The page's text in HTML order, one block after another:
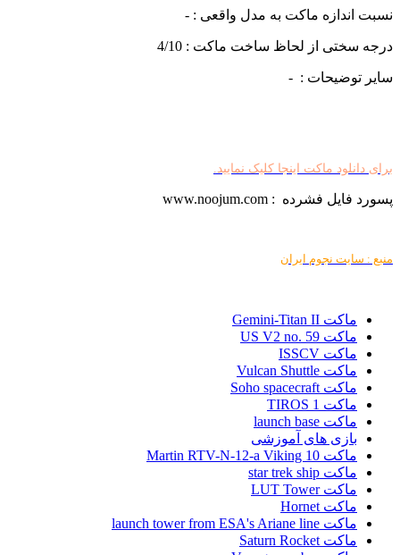
نسبت اندازه ماکت به مدل واقعی : -
درجه سختی از لحاظ ساخت ماکت : 4/10
سایر توضیحات : -
برای دانلود ماکت اینجا کلیک نمایید.
پسورد فایل فشرده : www.noojum.com
منبع : سایت نجوم ایران
ماکت Gemini-Titan II
ماکت US V2 no. 59
ماکت ISSCV
ماکت Vulcan Shuttle
ماکت Soho spacecraft
ماکت TIROS 1
ماکت launch base
بازی های آموزشی
ماکت Martin RTV-N-12-a Viking 10
ماکت star trek ship
ماکت LUT Tower
ماکت Hornet
ماکت launch tower from ESA's Ariane line
ماکت Saturn Rocket